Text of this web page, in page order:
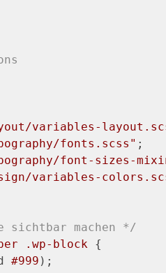
variables-
fonts.scss"
font-sizes-
variables-
sichtbar machen */
.wp-block {
#999 );